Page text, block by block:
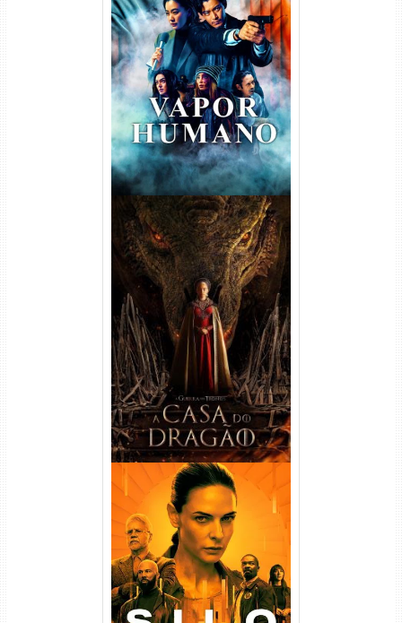
Vapor Humano 1ª Temporada
Torrent (2026) WEB-DL 1080p
Dual Áudio
A Casa do Dragão 1ª
Temporada Torrent (2022)
WEB-DL 720p/1080p Dual
Áudio
Silo 1ª Temporada Torrent
(2023) WEB-DL
720p/1080p/4K Dual Áudio